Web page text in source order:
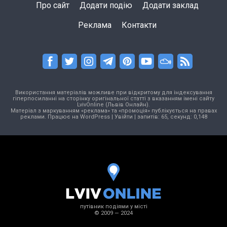
Про сайт Додати подію Додати заклад
Реклама Контакти
Використання матеріалів можливе при відкритому для індексування
гіперпосиланні на сторінку оригінальної статті з вказанням імені сайту
LvivOnline (Львів Онлайн).
Матеріал з маркуванням «реклама» та «промоція» публікується на правах
реклами. Працює на WordPress| Увійти | запитів: 65, секунд: 0,148
путівник подіями у місті
© 2009 — 2024